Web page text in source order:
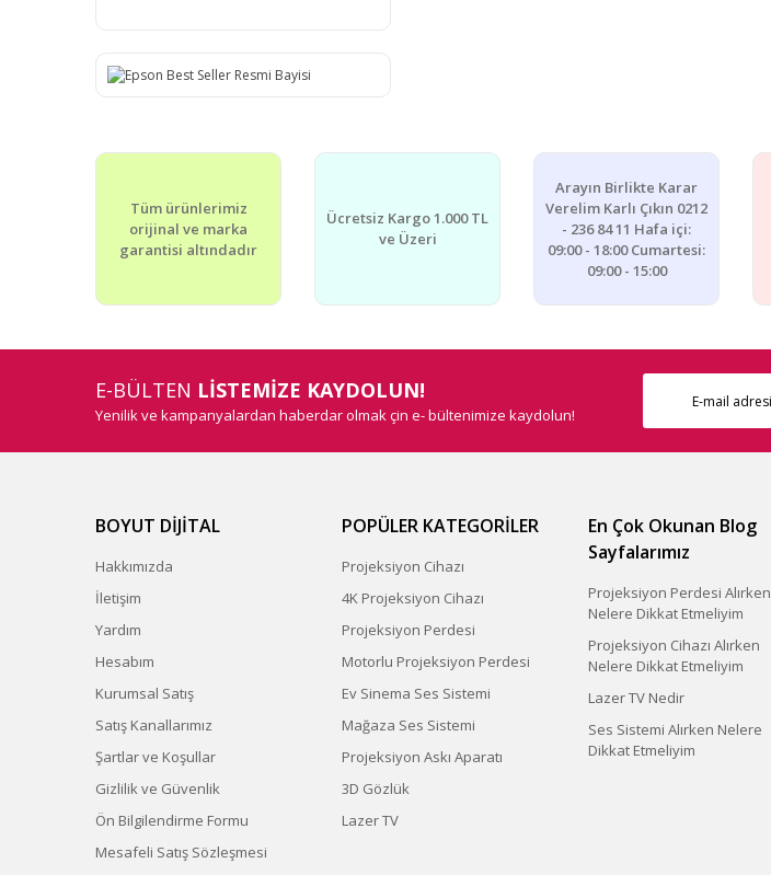
Tüm ürünlerimiz
orijinal ve marka
garantisi altındadır
Ücretsiz Kargo 1.000 TL
ve Üzeri
Arayın Birlikte Karar
Verelim Karlı Çıkın 0212
- 236 84 11 Hafa içi:
09:00 - 18:00 Cumartesi:
09:00 - 15:00
E-BÜLTEN LİSTEMİZE KAYDOLUN!
Yenilik ve kampanyalardan haberdar olmak çin e- bültenimize kaydolun!
BOYUT DİJİTAL
Hakkımızda
İletişim
Yardım
Hesabım
Kurumsal Satış
Satış Kanallarımız
Şartlar ve Koşullar
Gizlilik ve Güvenlik
Ön Bilgilendirme Formu
Mesafeli Satış Sözleşmesi
POPÜLER KATEGORİLER
Projeksiyon Cihazı
4K Projeksiyon Cihazı
Projeksiyon Perdesi
Motorlu Projeksiyon Perdesi
Ev Sinema Ses Sistemi
Mağaza Ses Sistemi
Projeksiyon Askı Aparatı
3D Gözlük
Lazer TV
En Çok Okunan Blog
Sayfalarımız
Projeksiyon Perdesi Alırken
Nelere Dikkat Etmeliyim
Projeksiyon Cihazı Alırken
Nelere Dikkat Etmeliyim
Lazer TV Nedir
Ses Sistemi Alırken Nelere
Dikkat Etmeliyim